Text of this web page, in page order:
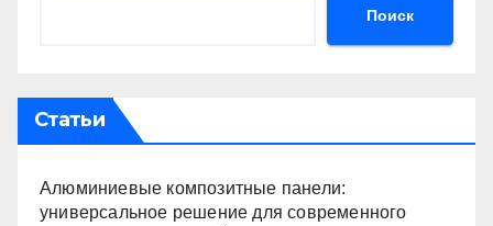
Поиск
Статьи
Алюминиевые композитные панели:
универсальное решение для современного